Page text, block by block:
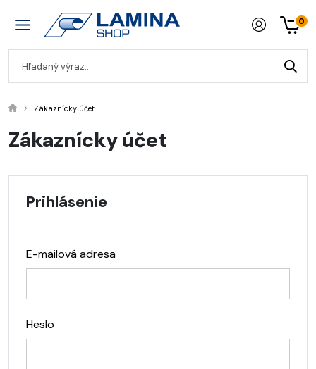
0
Zákaznícky účet
Zákaznícky účet
Prihlásenie
E-mailová adresa
Heslo